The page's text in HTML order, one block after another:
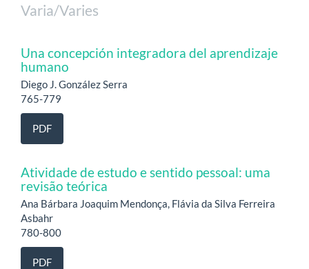
Varia/Varies
Una concepción integradora del aprendizaje
humano
Diego J. González Serra
765-779
PDF
Atividade de estudo e sentido pessoal: uma
revisão teórica
Ana Bárbara Joaquim Mendonça, Flávia da Silva Ferreira
Asbahr
780-800
PDF